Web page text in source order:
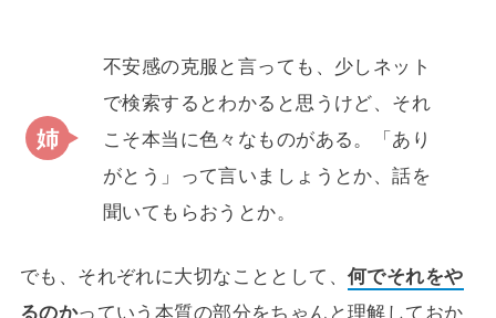
不安感の克服と言っても、少しネット
で検索するとわかると思うけど、それ
こそ本当に色々なものがある。「あり
がとう」って言いましょうとか、話を
聞いてもらおうとか。
でも、それぞれに大切なこととして、何でそれをや
るのかっていう本質の部分をちゃんと理解しておか